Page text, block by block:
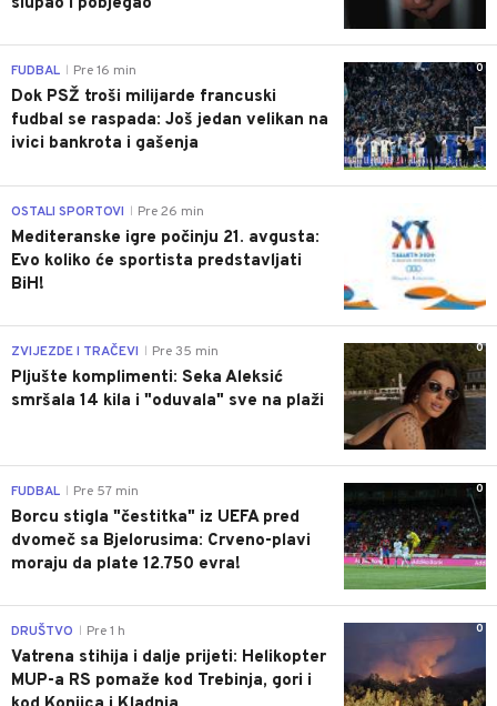
0
FUDBAL Pre 16 min
Dok PSŽ troši milijarde francuski
fudbal se raspada: Još jedan velikan na
ivici bankrota i gašenja
OSTALI SPORTOVI Pre 26 min
Mediteranske igre počinju 21. avgusta:
Evo koliko će sportista predstavljati
BiH!
0
ZVIJEZDE I TRAČEVI Pre 35 min
Pljušte komplimenti: Seka Aleksić
smršala 14 kila i "oduvala" sve na plaži
0
FUDBAL Pre 57 min
Borcu stigla "čestitka" iz UEFA pred
dvomeč sa Bjelorusima: Crveno-plavi
moraju da plate 12.750 evra!
0
DRUŠTVO Pre 1 h
Vatrena stihija i dalje prijeti: Helikopter
MUP-a RS pomaže kod Trebinja, gori i